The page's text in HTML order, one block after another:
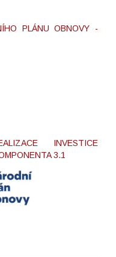
PLÁNU OBNOVY -
INVESTICE
3.1